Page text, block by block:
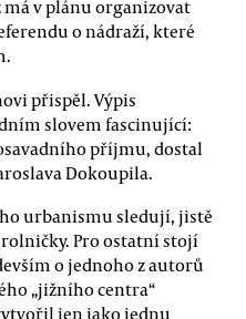
má v plánu organizovat
o nádraží, které
přispěl. Výpis
slovem fascinující:
příjmu, dostal
Dokoupila.
urbanismu sledují, jistě
Pro ostatní stojí
o jednoho z autorů
„jižního centra“
jen jako jednu